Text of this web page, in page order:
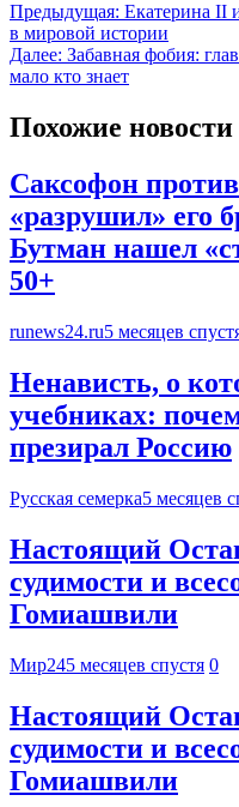
Предыдущая: Екатерина II
в мировой истории
Далее: Забавная фобия:
мало кто знает
Похожие новости
Саксофон
«разрушил» его
Бутман нашел
50+
runews24.ru5 месяцев
Ненависть, о
учебниках:
презирал Россию
Русская семерка5 месяцев
Настоящий
судимости и
Гомиашвили
Мир245 месяцев спустя 0
Настоящий
судимости и
Гомиашвили